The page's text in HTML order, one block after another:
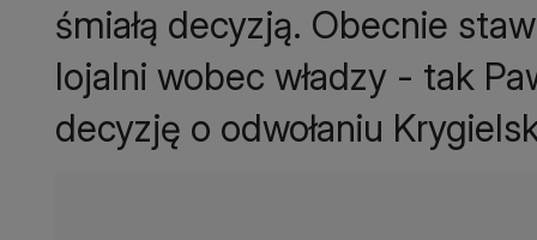
śmiałą decyzją. Obecnie
lojalni wobec władzy - tak
decyzję o odwołaniu